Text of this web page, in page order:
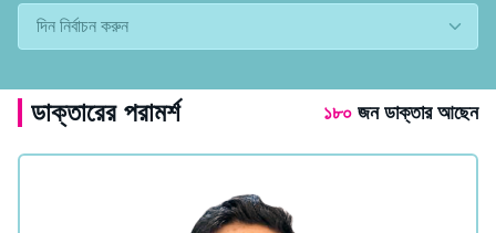
ডাক্তারের পরামর্শ ১৮০ জন ডাক্তার আছেন